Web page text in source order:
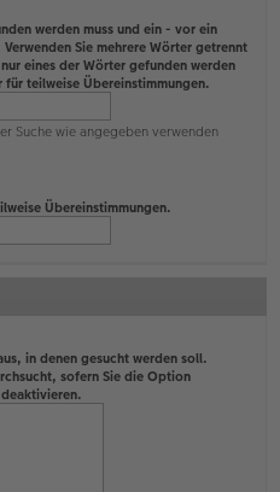
werden muss und ein - vor ein
Sie mehrere Wörter getrennt
eines der Wörter gefunden werden
für teilweise Übereinstimmungen.
Suche wie angegeben verwenden
Übereinstimmungen.
in denen gesucht werden soll.
sofern Sie die Option